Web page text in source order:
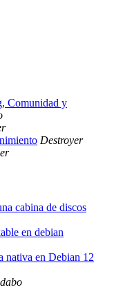
Comunidad y
Destroyer
cabina de discos
en debian
nativa en Debian 12
dabo